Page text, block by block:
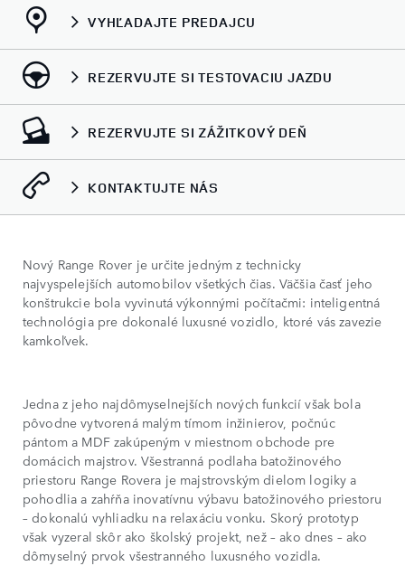
VYHĽADAJTE PREDAJCU
REZERVUJTE SI TESTOVACIU JAZDU
REZERVUJTE SI ZÁŽITKOVÝ DEŇ
KONTAKTUJTE NÁS
Nový Range Rover je určite jedným z technicky
najvyspelejších automobilov všetkých čias. Väčšia časť jeho
konštrukcie bola vyvinutá výkonnými počítačmi: inteligentná
technológia pre dokonalé luxusné vozidlo, ktoré vás zavezie
kamkoľvek.
Jedna z jeho najdômyselnejších nových funkcií však bola
pôvodne vytvorená malým tímom inžinierov, počnúc
pántom a MDF zakúpeným v miestnom obchode pre
domácich majstrov. Všestranná podlaha batožinového
priestoru Range Rovera je majstrovským dielom logiky a
pohodlia a zahŕňa inovatívnu výbavu batožinového priestoru
– dokonalú vyhliadku na relaxáciu vonku. Skorý prototyp
však vyzeral skôr ako školský projekt, než – ako dnes – ako
dômyselný prvok všestranného luxusného vozidla.